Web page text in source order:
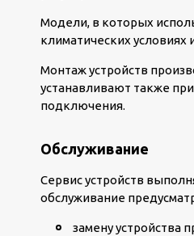
Модели, в которых
климатических
Монтаж устройств
устанавливают также
подключения.
Обслуживание
Сервис устройств
обслуживание
замену устройства